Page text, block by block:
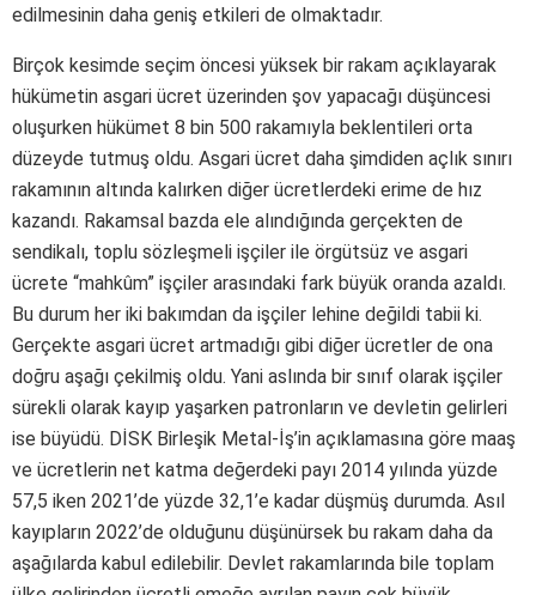
edilmesinin daha geniş etkileri de olmaktadır.
Birçok kesimde seçim öncesi yüksek bir rakam açıklayarak
hükümetin asgari ücret üzerinden şov yapacağı düşüncesi
oluşurken hükümet 8 bin 500 rakamıyla beklentileri orta
düzeyde tutmuş oldu. Asgari ücret daha şimdiden açlık sınırı
rakamının altında kalırken diğer ücretlerdeki erime de hız
kazandı. Rakamsal bazda ele alındığında gerçekten de
sendikalı, toplu sözleşmeli işçiler ile örgütsüz ve asgari
ücrete “mahkûm” işçiler arasındaki fark büyük oranda azaldı.
Bu durum her iki bakımdan da işçiler lehine değildi tabii ki.
Gerçekte asgari ücret artmadığı gibi diğer ücretler de ona
doğru aşağı çekilmiş oldu. Yani aslında bir sınıf olarak işçiler
sürekli olarak kayıp yaşarken patronların ve devletin gelirleri
ise büyüdü. DİSK Birleşik Metal-İş’in açıklamasına göre maaş
ve ücretlerin net katma değerdeki payı 2014 yılında yüzde
57,5 iken 2021’de yüzde 32,1’e kadar düşmüş durumda. Asıl
kayıpların 2022’de olduğunu düşünürsek bu rakam daha da
aşağılarda kabul edilebilir. Devlet rakamlarında bile toplam